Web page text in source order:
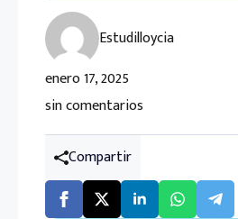
Estudilloycia
enero 17, 2025
sin comentarios
Compartir